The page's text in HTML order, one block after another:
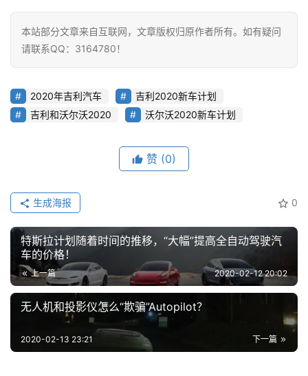
本站部分文章来自互联网，文章版权归原作者所有。如有疑问
请联系QQ：3164780！
2020年吉利汽车
吉利2020新车计划
吉利和沃尔沃2020
沃尔沃2020新车计划
赞 (0)
0
生成海报
特斯拉计划随着时间的推移，“大幅”提高全自动驾驶汽
车的价格！
上一篇 2020-02-12 20:02
无人机和投影仪怎么“欺骗”Autopilot？
下一篇
2020-02-13 23:21